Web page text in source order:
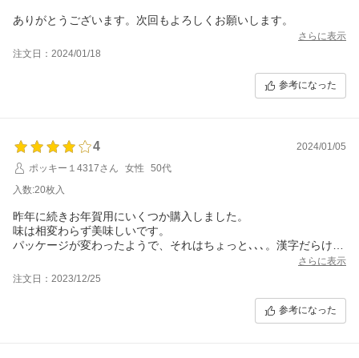
ありがとうございます。次回もよろしくお願いします。
さらに表示
注文日：2024/01/18
参考になった
4
2024/01/05
ポッキー１4317さん
女性
50代
入数:20枚入
昨年に続きお年賀用にいくつか購入しました。
味は相変わらず美味しいです。
パッケージが変わったようで、それはちょっと､､､。漢字だらけで
さらに表示
注文日：2023/12/25
参考になった